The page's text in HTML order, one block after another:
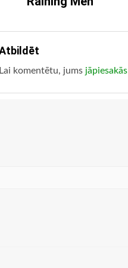
Lai komentētu, jums jāpiesakās